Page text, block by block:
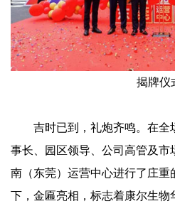
揭牌仪
吉时已到，礼炮齐鸣。在全
事长、园区领导、公司高管及
南（东莞）运营中心进行了庄重
下，金匾亮相，标志着康尔生